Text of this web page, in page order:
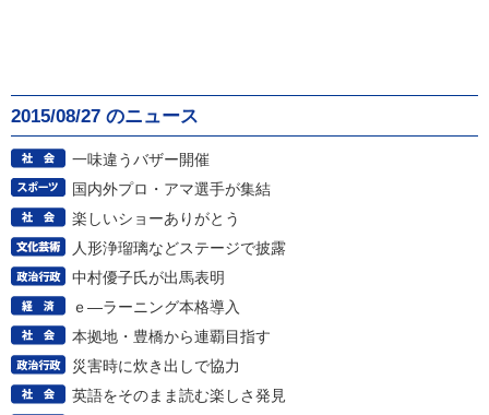
2015/08/27 のニュース
一味違うバザー開催
国内外プロ・アマ選手が集結
楽しいショーありがとう
人形浄瑠璃などステージで披露
中村優子氏が出馬表明
ｅ―ラーニング本格導入
本拠地・豊橋から連覇目指す
災害時に炊き出しで協力
英語をそのまま読む楽しさ発見